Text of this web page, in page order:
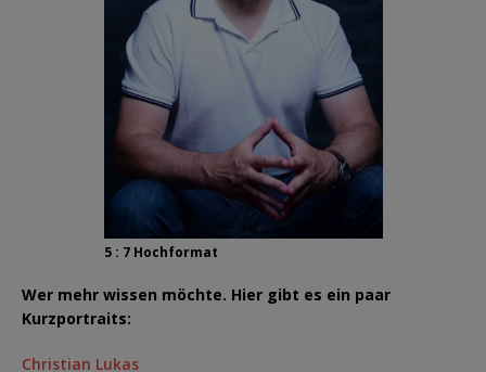
5 : 7 Hochformat
Wer mehr wissen möchte. Hier gibt es ein paar
Kurzportraits:
Christian Lukas